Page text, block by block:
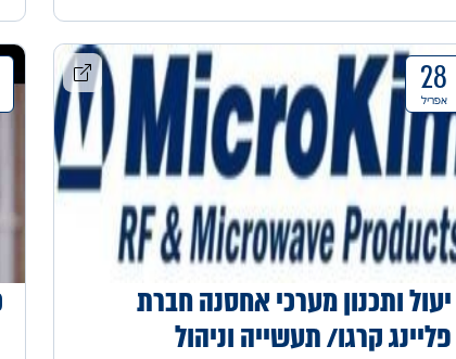
28
אפריל
יעול ותכנון מערכי אחסנה חברת
פליינג קרגו/ תעשייה וניהול